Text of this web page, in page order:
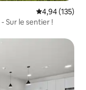
Évaluation
4,94 (135)
Sur le sentier !